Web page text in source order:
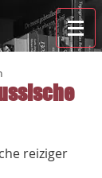
sterren.
reiziger